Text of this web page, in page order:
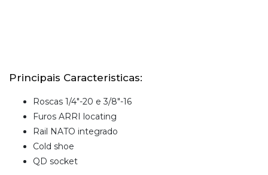
Principais Caracteristicas:
Roscas 1/4"-20 e 3/8"-16
Furos ARRI locating
Rail NATO integrado
Cold shoe
QD socket